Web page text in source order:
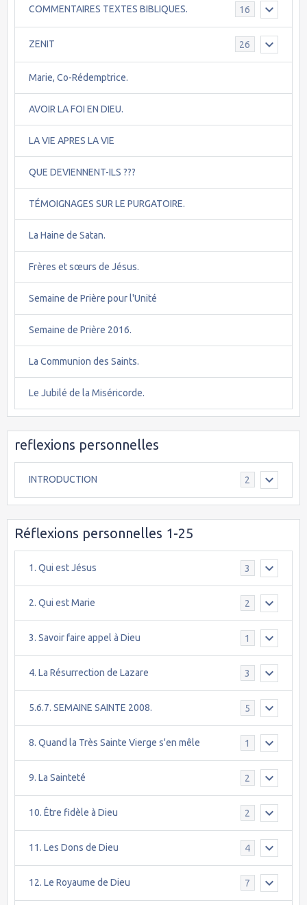
COMMENTAIRES TEXTES BIBLIQUES. 16
ZENIT 26
Marie, Co-Rédemptrice.
AVOIR LA FOI EN DIEU.
LA VIE APRES LA VIE
QUE DEVIENNENT-ILS ???
TÉMOIGNAGES SUR LE PURGATOIRE.
La Haine de Satan.
Frères et sœurs de Jésus.
Semaine de Prière pour l'Unité
Semaine de Prière 2016.
La Communion des Saints.
Le Jubilé de la Miséricorde.
reflexions personnelles
INTRODUCTION 2
Réflexions personnelles 1-25
1. Qui est Jésus 3
2. Qui est Marie 2
3. Savoir faire appel à Dieu 1
4. La Résurrection de Lazare 3
5.6.7. SEMAINE SAINTE 2008. 5
8. Quand la Très Sainte Vierge s'en mêle 1
9. La Sainteté 2
10. Être fidèle à Dieu 2
11. Les Dons de Dieu 4
12. Le Royaume de Dieu 7